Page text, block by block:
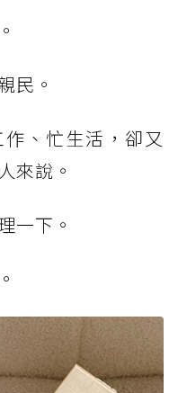
民。
、忙生活，卻又
來說。
一下。